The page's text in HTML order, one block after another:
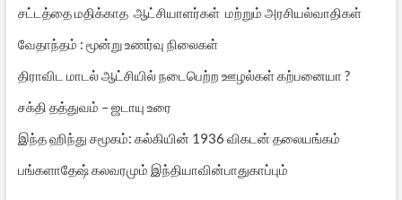
சட்டத்தை மதிக்காத ஆட்சியாளர்கள் மற்றும் அரசியல்வாதிகள்
வேதாந்தம் : மூன்று உணர்வு நிலைகள்
திராவிட மாடல் ஆட்சியில் நடைபெற்ற ஊழல்கள் கற்பனையா ?
சக்தி தத்துவம் – ஜடாயு உரை
இந்த ஹிந்து சமூகம்: கல்கியின் 1936 விகடன் தலையங்கம்
பங்களாதேஷ் கலவரமும் இந்தியாவின்பாதுகாப்பும்